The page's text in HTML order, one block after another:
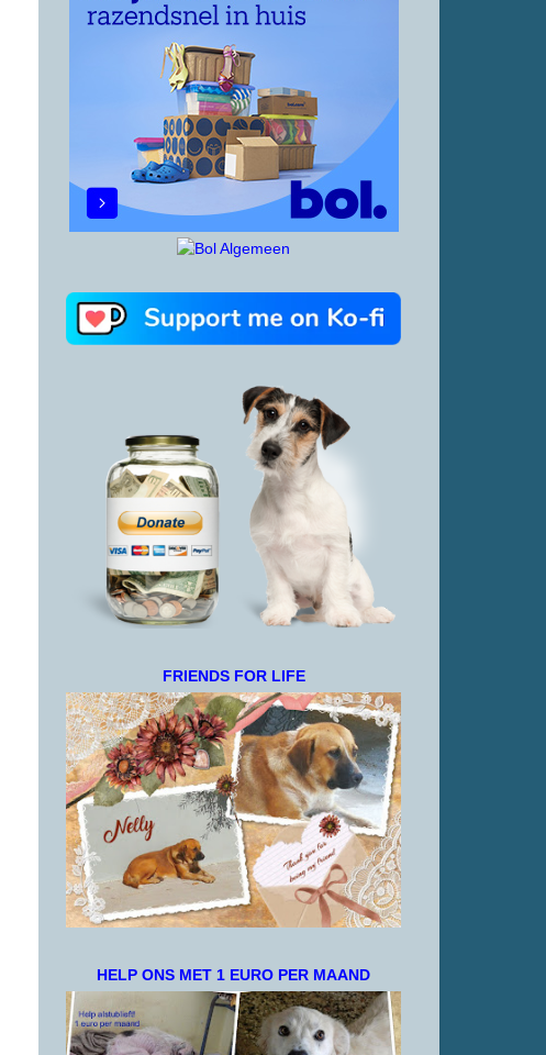
FRIENDS FOR LIFE
HELP ONS MET 1 EURO PER MAAND